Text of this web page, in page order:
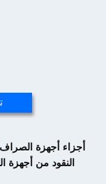
النقود من أجهزة